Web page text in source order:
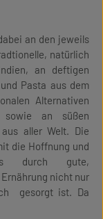
an den jeweils
natürlich
an deftigen
Pasta aus dem
Alternativen
an süßen
aller Welt. Die
die Hoffnung und
durch gute,
nicht nur
gesorgt ist. Da